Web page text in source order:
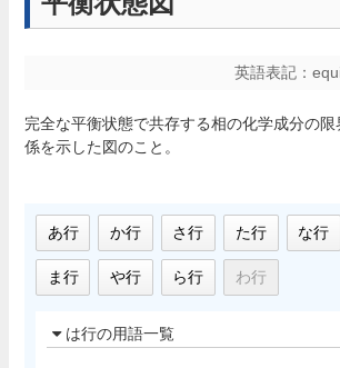
英語表記：
完全な平衡状態で共存する相の化学成分の
係を示した図のこと。
あ行 か行 さ行 た行 な行
ま行 や行 ら行 わ行
は行の用語一覧